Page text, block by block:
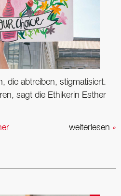
die abtreiben, ­stigmatisiert.
sagt die Ethikerin Esther
weiterlesen »